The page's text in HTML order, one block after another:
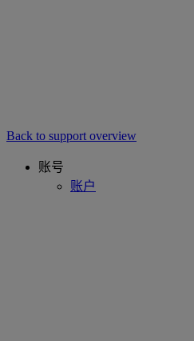
Back to support overview
账号
账户